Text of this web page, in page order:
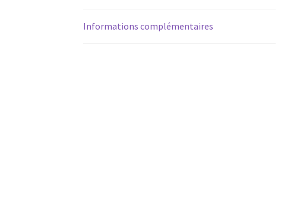
Informations complémentaires